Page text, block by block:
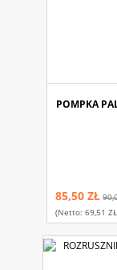
POMPKA
85,50 ZŁ
(netto:69,51 ZŁ